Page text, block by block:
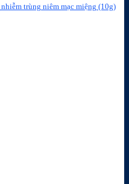
trùng niêm mạc miệng (10g)